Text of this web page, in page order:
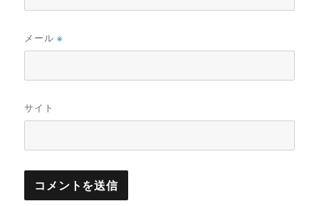
メール※
サイト